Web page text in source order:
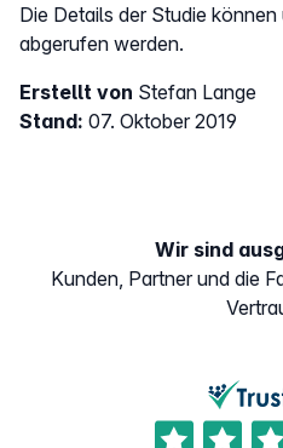
Die Details der Studie können
abgerufen werden.
Erstellt von Stefan Lange
Stand: 07. Oktober 2019
Wir sind
Kunden, Partner und die